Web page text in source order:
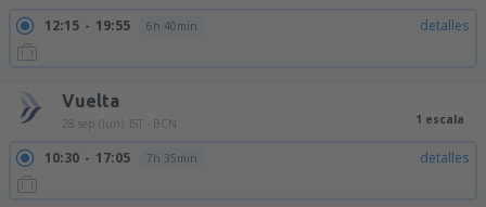
12:15 19:55 6h 40min detalles
Vuelta
28 sep (lun) IST - BCN 1 escala
10:30 17:05 7h 35min detalles